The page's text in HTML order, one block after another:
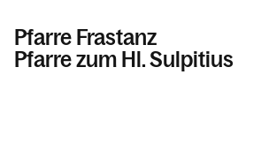
Pfarre Frastanz
Pfarre zum Hl. Sulpitius